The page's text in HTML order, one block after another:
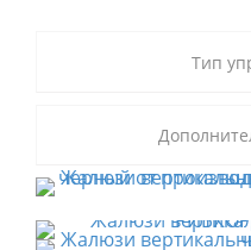
Тип